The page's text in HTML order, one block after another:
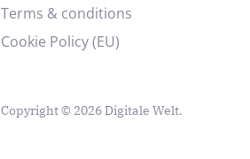
Terms & conditions
Cookie Policy (EU)
Copyright © 2026 Digitale Welt.